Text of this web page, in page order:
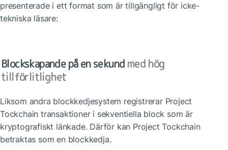
presenterade i ett format som är tillgängligt för icke-
tekniska läsare:
Blockskapande på en sekund med hög
tillförlitlighet
Liksom andra blockkedjesystem registrerar Project
Tockchain transaktioner i sekventiella block som är
kryptografiskt länkade. Därför kan Project Tockchain
betraktas som en blockkedja.